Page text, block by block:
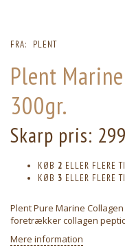
FRA: PLENT
Plent
300gr.
Skarp pris:
KØB 2 ELLER FLERE
KØB 3 ELLER FLERE
Plent Pure Marine
foretrækker collagen
Mere information